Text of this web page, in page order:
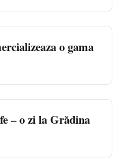
o gama
– o zi la Grădina